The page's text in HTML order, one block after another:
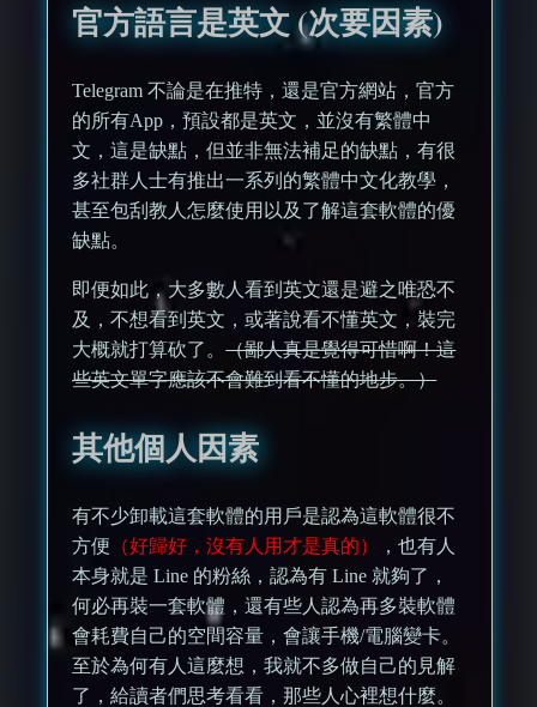
官方語言是英文 (次要因素)
Telegram 不論是在推特，還是官方網站，官方
的所有App，預設都是英文，並沒有繁體中
文，這是缺點，但並非無法補足的缺點，有很
多社群人士有推出一系列的繁體中文化教學，
甚至包刮教人怎麼使用以及了解這套軟體的優
缺點。
即便如此，大多數人看到英文還是避之唯恐不
及，不想看到英文，或著說看不懂英文，裝完
大概就打算砍了。（鄙人真是覺得可惜啊！這
些英文單字應該不會難到看不懂的地步。）
其他個人因素
有不少卸載這套軟體的用戶是認為這軟體很不
方便 （好歸好，沒有人用才是真的）
，也有人
本身就是 Line 的粉絲，認為有 Line 就夠了，
何必再裝一套軟體，還有些人認為再多裝軟體
會耗費自己的空間容量，會讓手機/電腦變卡。
至於為何有人這麼想，我就不多做自己的見解
了，給讀者們思考看看，那些人心裡想什麼。